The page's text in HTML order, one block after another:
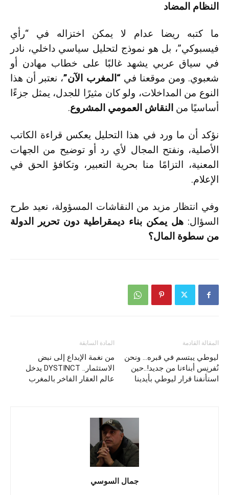
النظام المضاد
ما كتبه ريضا عدام لا يمكن اختزاله في “رأي
فيسبوكي”، بل هو نموذج لتحليل سياسي داخلي، نادر
في سياق عربي يشهد غالبًا على خطاب مهادن أو
شعبوي. ومن موقعنا في“المغرب الآن”، نعتبر أن هذا
النوع من المداخلات، ولو كان مثيرًا للجدل، يمثل جزءًا
أساسيًا من النقاش العمومي المشروع.
نؤكد أن ما ورد في هذا التحليل يعكس قراءة الكاتب
الأصلية، ونفتح المجال لأي رد أو توضيح من الجهات
المعنية، التزامًا منا بحرية التعبير، وتكافؤ الحق في
الإعلام.
وفي انتظار مزيد من النقاشات المسؤولة، نعيد طرح
السؤال:هل يمكن بناء ديمقراطية دون تحرير الدولة
من سطوة المال؟
المادة السابقة
من نغمة الإبداع إلى نبض
الاستثمار.. DYSTINCT يدخل
عالم العقار الفاخر بالمغرب
المقالة القادمة
ليوطي يبتسم في قبره… ونحن
نُفرنِس أبناءنا من جديد!..حين
استأنفنا قرار ليوطي بأيدينا
جمال السوسي